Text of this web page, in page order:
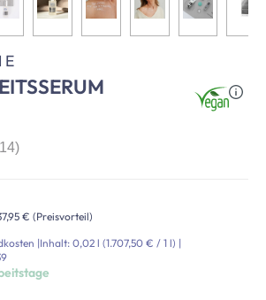
E
€ (Preisvorteil)
|Inhalt: 0,02 l (1.707,50 € / 1 l) |